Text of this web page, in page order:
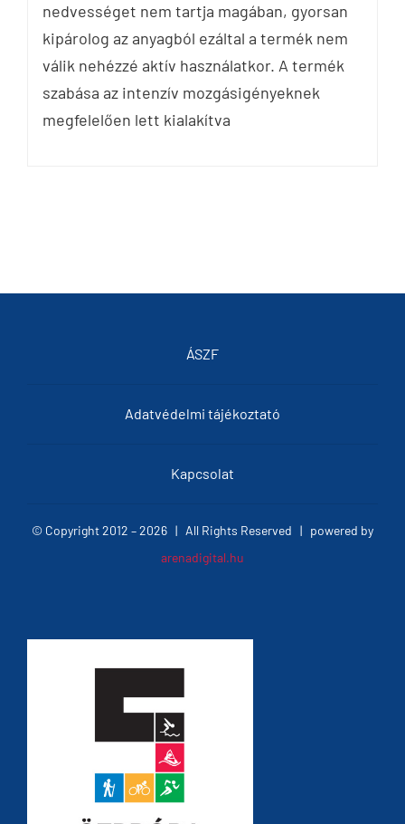
nedvességet nem tartja magában, gyorsan
kipárolog az anyagból ezáltal a termék nem
válik nehézzé aktív használatkor. A termék
szabása az intenzív mozgásigényeknek
megfelelően lett kialakítva
ÁSZF
Adatvédelmi tájékoztató
Kapcsolat
© Copyright 2012 –2026 | All Rights Reserved | powered by
arenadigital.hu